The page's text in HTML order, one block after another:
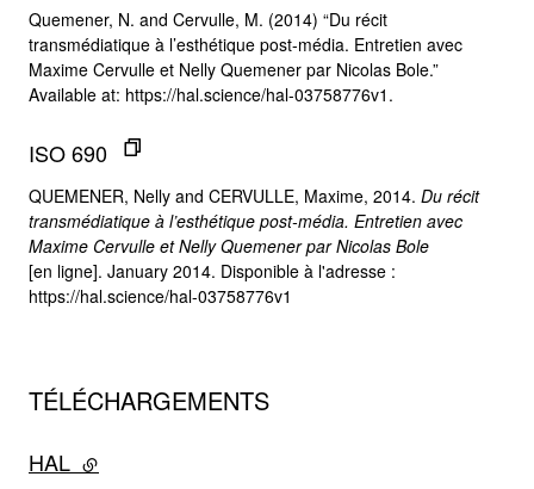
Quemener, N. and Cervulle, M. (2014) “Du récit
transmédiatique à l’esthétique post-média. Entretien avec
Maxime Cervulle et Nelly Quemener par Nicolas Bole.”
Available at: https://hal.science/hal-03758776v1.
ISO 690
QUEMENER, Nelly and CERVULLE, Maxime, 2014. Du récit
transmédiatique à l’esthétique post-média. Entretien avec
Maxime Cervulle et Nelly Quemener par Nicolas Bole
[en ligne]. January 2014. Disponible à l'adresse :
https://hal.science/hal-03758776v1
TÉLÉCHARGEMENTS
HAL - lien externe